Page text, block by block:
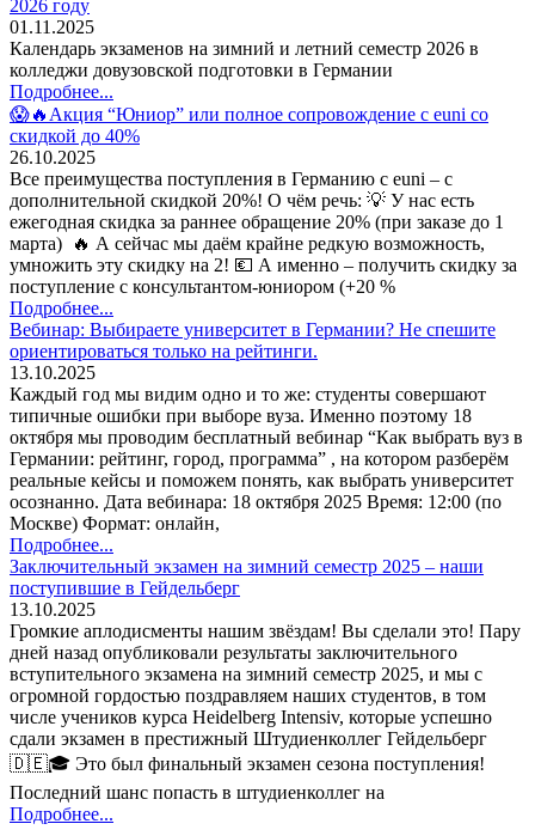
2026 году
01.11.2025
Календарь экзаменов на зимний и летний семестр 2026 в
колледжи довузовской подготовки в Германии
Подробнее...
😱🔥Акция “Юниор” или полное сопровождение с euni со
скидкой до 40%
26.10.2025
Все преимущества поступления в Германию с euni – с
дополнительной скидкой 20%! О чём речь: 💡 У нас есть
ежегодная скидка за раннее обращение 20% (при заказе до 1
марта) 🔥 А сейчас мы даём крайне редкую возможность,
умножить эту скидку на 2! 💶 А именно – получить скидку за
поступление с консультантом-юниором (+20 %
Подробнее...
Вебинар: Выбираете университет в Германии? Не спешите
ориентироваться только на рейтинги.
13.10.2025
Каждый год мы видим одно и то же: студенты совершают
типичные ошибки при выборе вуза. Именно поэтому 18
октября мы проводим бесплатный вебинар “Как выбрать вуз в
Германии: рейтинг, город, программа” , на котором разберём
реальные кейсы и поможем понять, как выбрать университет
осознанно. Дата вебинара: 18 октября 2025 Время: 12:00 (по
Москве) Формат: онлайн,
Подробнее...
Заключительный экзамен на зимний семестр 2025 – наши
поступившие в Гейдельберг
13.10.2025
Громкие аплодисменты нашим звёздам! Вы сделали это! Пару
дней назад опубликовали результаты заключительного
вступительного экзамена на зимний семестр 2025, и мы с
огромной гордостью поздравляем наших студентов, в том
числе учеников курса Heidelberg Intensiv, которые успешно
сдали экзамен в престижный Штудиенколлег Гейдельберг
🇩🇪🎓 Это был финальный экзамен сезона поступления!
Последний шанс попасть в штудиенколлег на
Подробнее...